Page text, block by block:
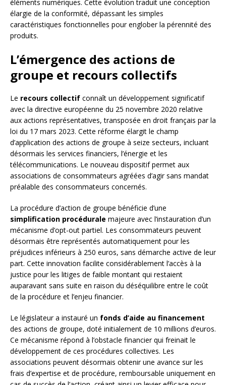
éléments numériques. Cette évolution traduit une conception
élargie de la conformité, dépassant les simples
caractéristiques fonctionnelles pour englober la pérennité des
produits.
L’émergence des actions de
groupe et recours collectifs
Le recours collectif connaît un développement significatif
avec la directive européenne du 25 novembre 2020 relative
aux actions représentatives, transposée en droit français par la
loi du 17 mars 2023. Cette réforme élargit le champ
d’application des actions de groupe à seize secteurs, incluant
désormais les services financiers, l’énergie et les
télécommunications. Le nouveau dispositif permet aux
associations de consommateurs agréées d’agir sans mandat
préalable des consommateurs concernés.
La procédure d’action de groupe bénéficie d’une
simplification procédurale majeure avec l’instauration d’un
mécanisme d’opt-out partiel. Les consommateurs peuvent
désormais être représentés automatiquement pour les
préjudices inférieurs à 250 euros, sans démarche active de leur
part. Cette innovation facilite considérablement l’accès à la
justice pour les litiges de faible montant qui restaient
auparavant sans suite en raison du déséquilibre entre le coût
de la procédure et l’enjeu financier.
Le législateur a instauré un fonds d’aide au financement
des actions de groupe, doté initialement de 10 millions d’euros.
Ce mécanisme répond à l’obstacle financier qui freinait le
développement de ces procédures collectives. Les
associations peuvent désormais obtenir une avance sur les
frais d’expertise et de procédure, remboursable uniquement en